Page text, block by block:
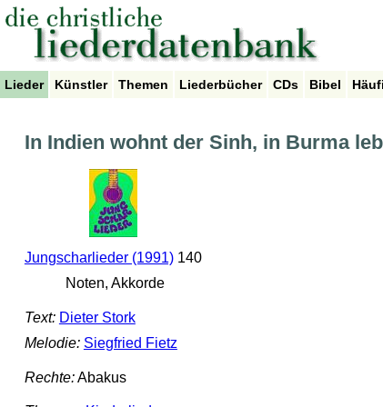
Lieder Künstler Themen Liederbücher CDs Bibel
In Indien wohnt der Sinh, in Burma
Jungscharlieder (1991)140
Noten, Akkorde
Text: Dieter Stork
Melodie: Siegfried Fietz
Rechte:Abakus